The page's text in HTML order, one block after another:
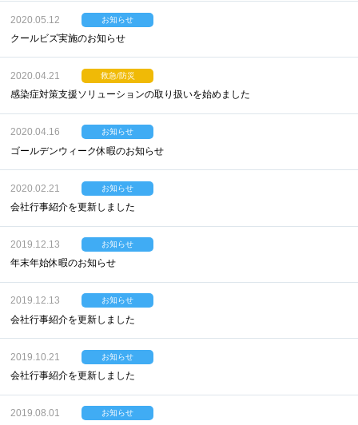
2020.05.12 お知らせ
クールビズ実施のお知らせ
2020.04.21 救急/防災
感染症対策支援ソリューションの取り扱いを始めました
2020.04.16 お知らせ
ゴールデンウィーク休暇のお知らせ
2020.02.21 お知らせ
会社行事紹介を更新しました
2019.12.13 お知らせ
年末年始休暇のお知らせ
2019.12.13 お知らせ
会社行事紹介を更新しました
2019.10.21 お知らせ
会社行事紹介を更新しました
2019.08.01 お知らせ